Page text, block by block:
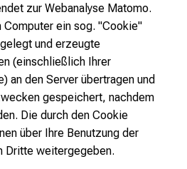
zur Webanalyse Matomo.
Computer ein sog. "Cookie"
und erzeugte
(einschließlich Ihrer
an den Server übertragen und
gespeichert, nachdem
Die durch den Cookie
über Ihre Benutzung der
Dritte weitergegeben.